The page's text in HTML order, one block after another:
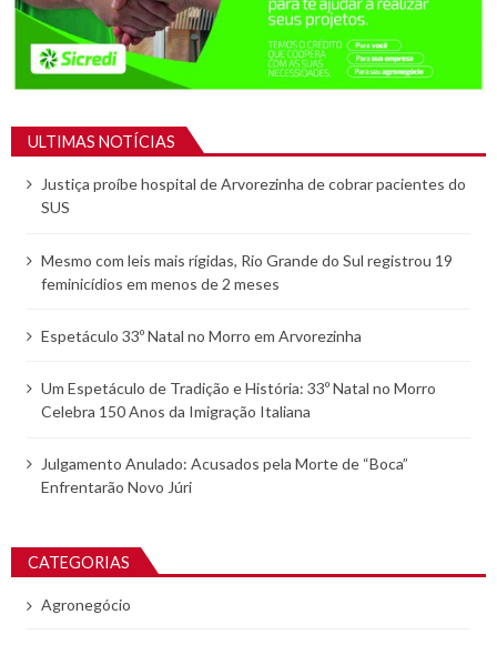
ULTIMAS NOTÍCIAS
Justiça proíbe hospital de Arvorezinha de cobrar pacientes do
SUS
Mesmo com leis mais rígidas, Rio Grande do Sul registrou 19
feminicídios em menos de 2 meses
Espetáculo 33º Natal no Morro em Arvorezinha
Um Espetáculo de Tradição e História: 33º Natal no Morro
Celebra 150 Anos da Imigração Italiana
Julgamento Anulado: Acusados pela Morte de “Boca”
Enfrentarão Novo Júri
CATEGORIAS
Agronegócio